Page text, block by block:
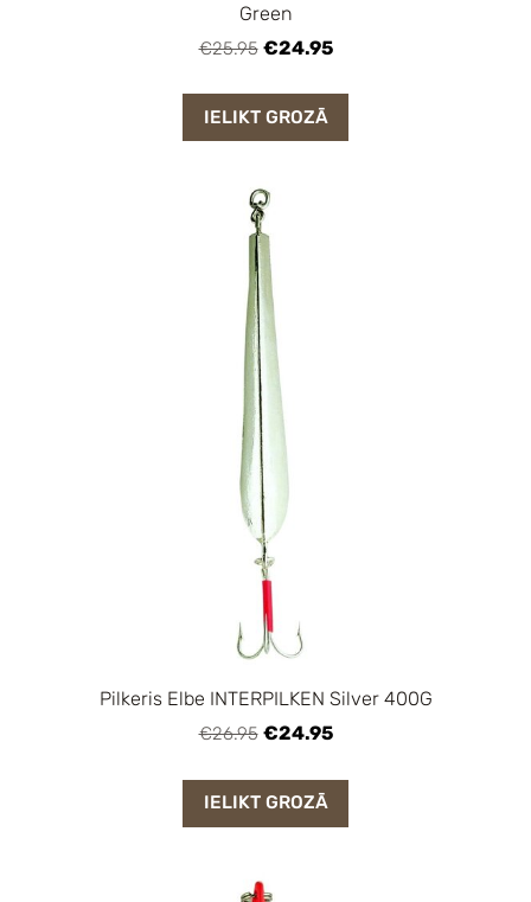
Green
€25.95 €24.95
IELIKT GROZĀ
Pilkeris Elbe INTERPILKEN Silver 400G
€26.95 €24.95
IELIKT GROZĀ